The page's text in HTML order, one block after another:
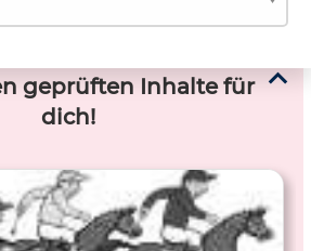
geprüften Inhalte für
dich!